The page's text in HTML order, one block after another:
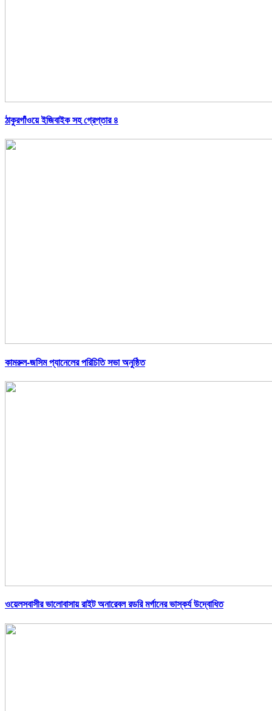
ঠাকুরগাঁওয়ে ইজিবাইক সহ গ্রেপ্তার ৪
কামরুল-জসিম প্যানেলের পরিচিতি সভা অনুষ্ঠিত
ওয়েলসবাসীর ভালোবাসায় রাইট অনারেবল রডরি মর্গানের ভাস্কর্য উদ্বোধিত